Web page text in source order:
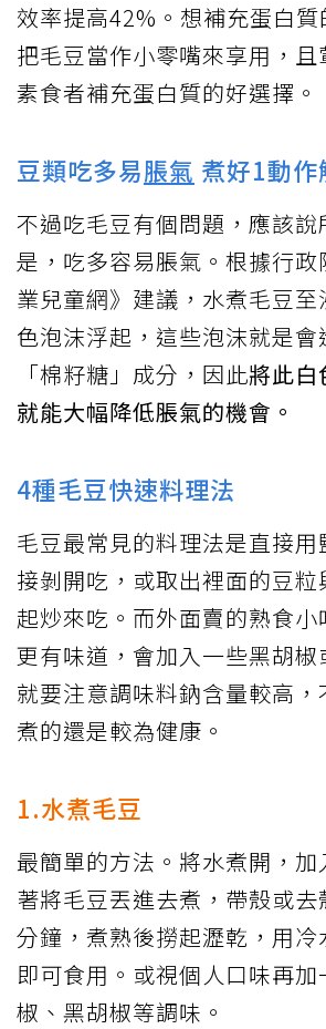
效率提高42%。想補充蛋白
把毛豆當作小零嘴來享用，且
素食者補充蛋白質的好選擇。
豆類吃多易脹氣 煮好1動作
不過吃毛豆有個問題，應該說
是，吃多容易脹氣。根據行政
業兒童網》建議，水煮毛豆至
色泡沫浮起，這些泡沫就是會
「棉籽糖」成分，因此將此白
就能大幅降低脹氣的機會。
4種毛豆快速料理法
毛豆最常見的料理法是直接用
接剝開吃，或取出裡面的豆
起炒來吃。而外面賣的熟食小
更有味道，會加入一些黑胡椒
就要注意調味料鈉含量較高
煮的還是較為健康。
1.水煮毛豆
最簡單的方法。將水煮開，加
著將毛豆丟進去煮，帶殼或
分鐘，煮熟後撈起瀝乾，用冷
即可食用。或視個人口味再
椒、黑胡椒等調味。